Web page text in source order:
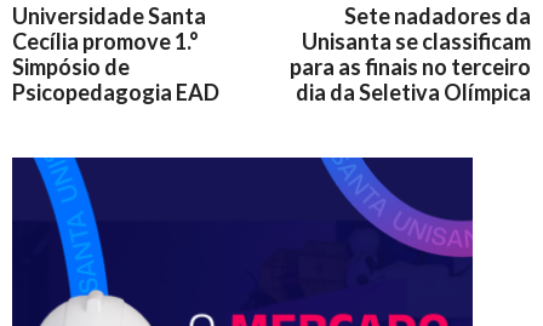
Universidade Santa
Cecília promove 1.°
Simpósio de
Psicopedagogia EAD
Sete nadadores da
Unisanta se classificam
para as finais no terceiro
dia da Seletiva Olímpica